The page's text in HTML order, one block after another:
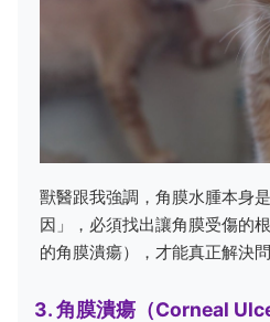
獸醫跟我強調，角膜水腫本身
因」，必須找出讓角膜受傷的
的角膜潰瘍），才能真正解決問
3. 角膜潰瘍（Corneal